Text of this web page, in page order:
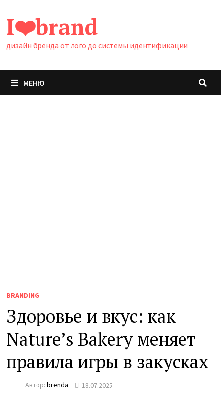
содержимому
I❤️brand
дизайн бренда от лого до системы идентификации
МЕНЮ
BRANDING
Здоровье и вкус: как
Nature’s Bakery меняет
правила игры в закусках
Автор:brenda 18.07.2025